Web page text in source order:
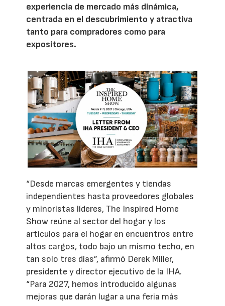
experiencia de mercado más dinámica,
centrada en el descubrimiento y atractiva
tanto para compradores como para
expositores.
“Desde marcas emergentes y tiendas
independientes hasta proveedores globales
y minoristas líderes, The Inspired Home
Show reúne al sector del hogar y los
artículos para el hogar en encuentros entre
altos cargos, todo bajo un mismo techo, en
tan solo tres días”, afirmó Derek Miller,
presidente y director ejecutivo de la IHA.
“Para 2027, hemos introducido algunas
mejoras que darán lugar a una feria más